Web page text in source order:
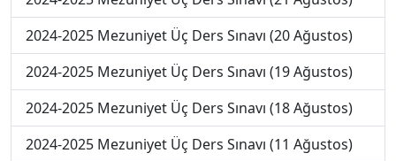
2024-2025 Mezuniyet Üç Ders Sınavı (20 Ağustos)
2024-2025 Mezuniyet Üç Ders Sınavı (19 Ağustos)
2024-2025 Mezuniyet Üç Ders Sınavı (18 Ağustos)
2024-2025 Mezuniyet Üç Ders Sınavı (11 Ağustos)